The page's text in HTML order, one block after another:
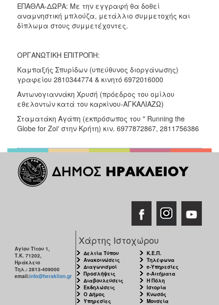
ΕΠΑΘΛΑ-ΔΩΡΑ: Με την εγγραφή θα δοθεί
αναμνηστική μπλούζα, μετάλλιο συμμετοχής και
δίπλωμα στους συμμετέχοντες.
ΟΡΓΑΝΩΤΙΚΗ ΕΠΙΤΡΟΠΗ:
Καμπαξής Σπυρίδων (υπεύθυνος διοργάνωσης)
γραφείου 2810344774 & κινητό 6972016000
Αντωνογιαννάκη Χρυσή (πρόεδρος του ομίλου
εθελοντών κατά του καρκίνου-ΑΓΚΑΛΙΑΖΩ)
Σταματάκη Αγάπη (εκπρόσωπος του " Running the
Globe for Zoi' στην Κρήτη) κιν. 6977872867, 2811756386
Αγίου Τίτου 1,
Τ.Κ. 71202,
Ηράκλειο
Τηλ.: 2813-409000
email:info@heraklion.gr
Χάρτης Ιστοχώρου
Δελτία Τύπου
Ανακοινώσεις
Διαγωνισμοί
Προσλήψεις
Διαβουλεύσεις
Εκδηλώσεις
Ο Δήμος
Υπηρεσίες
Κ.Ε.Π.
Τηλέφωνα
e-Υπηρεσίες
e-Αιτήματα
Η Πόλη
Ιστορία
Κνωσός
Μουσεία